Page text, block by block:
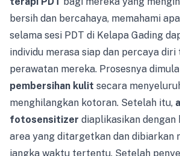
bersih dan bercahaya, memahami
selama sesi PDT di Kelapa Gading
individu merasa siap dan percaya
perawatan mereka. Prosesnya
pembersihan kulit secara
menghilangkan kotoran. Setelah itu,
fotosensitizer diaplikasikan dengan
area yang ditargetkan dan dibiarkan
jangka waktu tertentu. Setelah